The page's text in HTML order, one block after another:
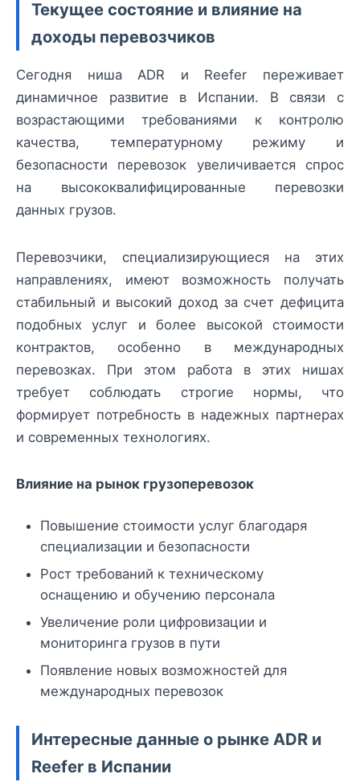
Текущее состояние и влияние на
доходы перевозчиков
Сегодня ниша ADR и Reefer переживает
динамичное развитие в Испании. В связи с
возрастающими требованиями к контролю
качества, температурному режиму и
безопасности перевозок увеличивается спрос
на высококвалифицированные перевозки
данных грузов.
Перевозчики, специализирующиеся на этих
направлениях, имеют возможность получать
стабильный и высокий доход за счет дефицита
подобных услуг и более высокой стоимости
контрактов, особенно в международных
перевозках. При этом работа в этих нишах
требует соблюдать строгие нормы, что
формирует потребность в надежных партнерах
и современных технологиях.
Влияние на рынок грузоперевозок
Повышение стоимости услуг благодаря
специализации и безопасности
Рост требований к техническому
оснащению и обучению персонала
Увеличение роли цифровизации и
мониторинга грузов в пути
Появление новых возможностей для
международных перевозок
Интересные данные о рынке ADR и
Reefer в Испании